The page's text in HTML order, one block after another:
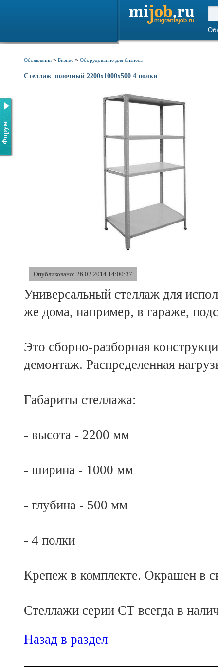
Форум
Объявления » Бизнес » Оборудование для бизнеса
Стеллаж полочный 2200х1000х500 4 полки
Опубликовано: 26.02.2014 14:00:37
Универсальный стеллаж для
же дома, например, в гараже,
Это сборно-разборная
демонтаж. Распределенная
Габариты стеллажа:
- высота - 2200 мм
- ширина - 1000 мм
- глубина - 500 мм
- 4 полки
Крепеж в комплекте. Окрашен в
Стеллажи серии СТ всегда в
Назад в раздел